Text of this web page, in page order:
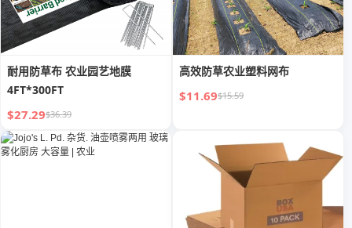
耐用防草布 农业园艺地膜
4FT*300FT
$27.29$36.39
高效防草农业塑料网布
$11.69$15.59